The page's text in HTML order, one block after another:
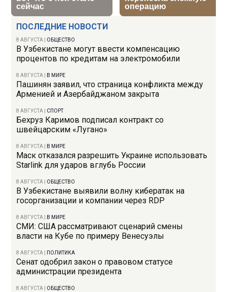
ПОСЛЕДНИЕ НОВОСТИ
8 АВГУСТА ОБЩЕСТВО
В Узбекистане могут ввести компенсацию
процентов по кредитам на электромобили
8 АВГУСТА В МИРЕ
Пашинян заявил, что страница конфликта между
Арменией и Азербайджаном закрыта
8 АВГУСТА СПОРТ
Бехруз Каримов подписал контракт со
швейцарским «Лугано»
8 АВГУСТА В МИРЕ
Маск отказался разрешить Украине использовать
Starlink для ударов вглубь России
8 АВГУСТА ОБЩЕСТВО
В Узбекистане выявили волну кибератак на
госорганизации и компании через RDP
8 АВГУСТА В МИРЕ
СМИ: США рассматривают сценарий смены
власти на Кубе по примеру Венесуэлы
8 АВГУСТА ПОЛИТИКА
Сенат одобрил закон о правовом статусе
администрации президента
8 АВГУСТА ОБЩЕСТВО